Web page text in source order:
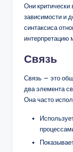
Они критически
зависимости и
синтаксиса
интерпретацию
Связь
Связь — это
два элемента
Она часто